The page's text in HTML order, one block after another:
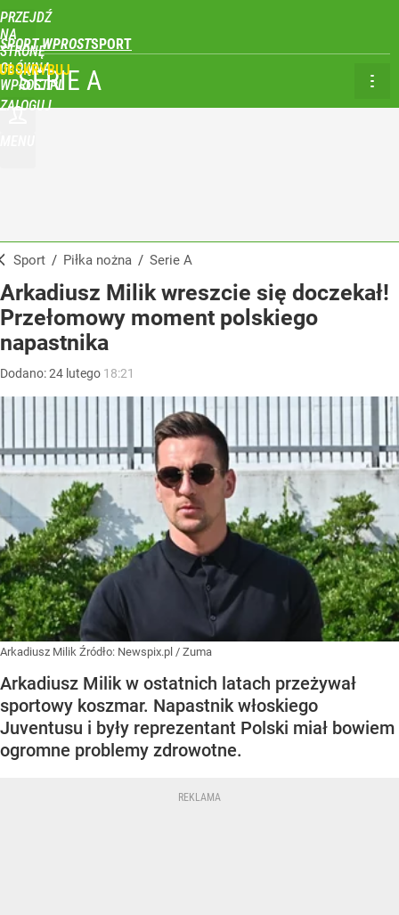
PRZEJDŹ
NA
STRONĘ
GŁÓWNĄ
WPROST.PL
SPORT WPROST
ZALOGUJ
SERIE A
Sport / Piłka nożna / Serie A
Arkadiusz Milik wreszcie się doczekał!
Przełomowy moment polskiego
napastnika
Dodano:24 lutego 18:21
Arkadiusz Milik Źródło: Newspix.pl / Zuma
Arkadiusz Milik w ostatnich latach przeżywał
sportowy koszmar. Napastnik włoskiego
Juventusu i były reprezentant Polski miał bowiem
ogromne problemy zdrowotne.